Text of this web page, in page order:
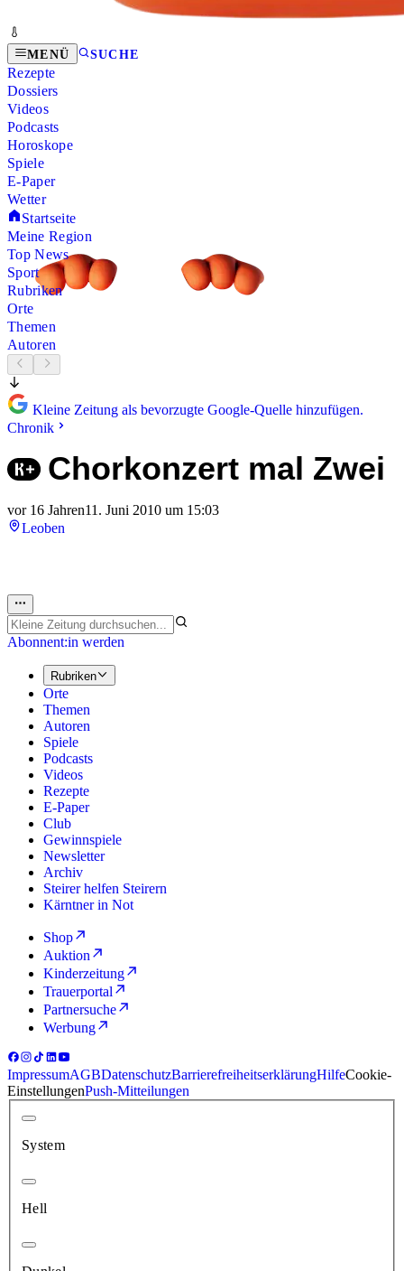
MENÜ SUCHE
Rezepte
Dossiers
Videos
Podcasts
Horoskope
Spiele
E-Paper
Wetter
Startseite
Meine Region
Top News
Sport
Rubriken
Orte
Themen
Autoren
Kleine Zeitung als bevorzugte Google-Quelle hinzufügen.
Chronik
Chorkonzert mal Zwei
vor 16 Jahren11. Juni 2010 um 15:03
Leoben
Abonnent:in werden
Rubriken
Orte
Themen
Autoren
Spiele
Podcasts
Videos
Rezepte
E-Paper
Club
Gewinnspiele
Newsletter
Archiv
Steirer helfen Steirern
Kärntner in Not
Shop
Auktion
Kinderzeitung
Trauerportal
Partnersuche
Werbung
ImpressumAGBDatenschutzBarrierefreiheitserklärungHilfeCookie-
EinstellungenPush-Mitteilungen
System
Hell